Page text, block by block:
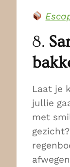
8.
Laat je
jullie
met